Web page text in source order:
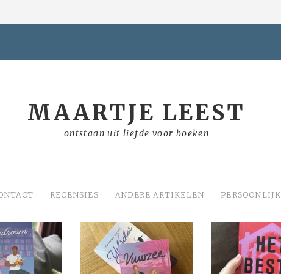
MAARTJE LEEST
ontstaan uit liefde voor boeken
RECENSIES ANDERE ARTIKELEN PERSOONLIJK